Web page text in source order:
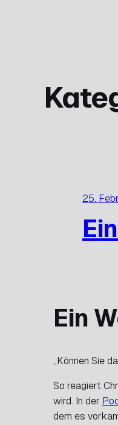
25.
Ein
„Können Sie
So reagiert
wird. In der
dem es